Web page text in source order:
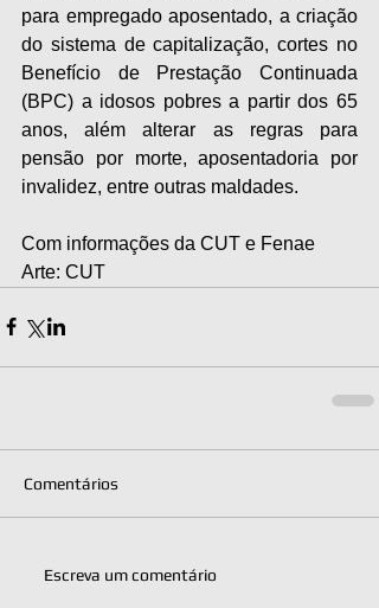
para empregado aposentado, a criação
do sistema de capitalização, cortes no
Benefício de Prestação Continuada
(BPC) a idosos pobres a partir dos 65
anos, além alterar as regras para
pensão por morte, aposentadoria por
invalidez, entre outras maldades.
Com informações da CUT e Fenae
Arte: CUT
Comentários
Escreva um comentário